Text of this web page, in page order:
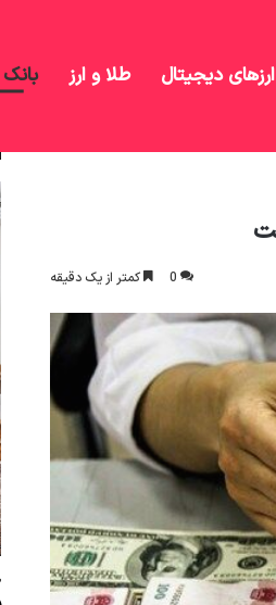
ارزهای دیجیتال طلا و ارز
0 کمتر از یک دقیقه